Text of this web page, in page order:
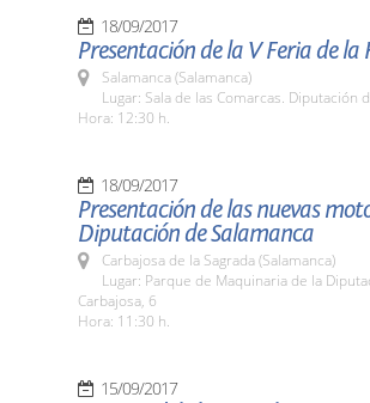
18/09/2017
Presentación de la V Feria de
Salamanca (Salamanca)
Lugar: Sala de las Comarcas. Diputación
Hora: 12:30 h.
18/09/2017
Presentación de las nuevas
Diputación de Salamanca
Carbajosa de la Sagrada (Salamanca)
Lugar: Parque de Maquinaria de la
Carbajosa, 6
Hora: 11:30 h.
15/09/2017